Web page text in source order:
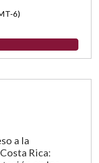
6)
a la
Rica: